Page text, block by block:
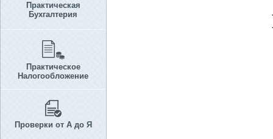
Практическая
Бухгалтерия
Практическое
Налогообложение
Проверки от А до Я